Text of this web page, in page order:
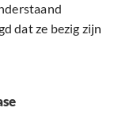
dat ze bezig zijn